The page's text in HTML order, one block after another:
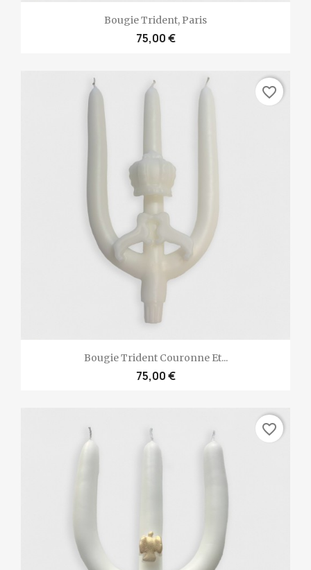
Bougie Trident, Paris
75,00 €
Bougie Trident Couronne Et...
75,00 €
favorite_border
favorite_border